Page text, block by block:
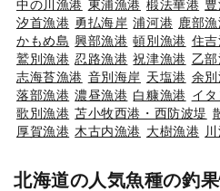
中の川漁港 東浦漁港 椴法華港
汐首漁港 勇払海岸 浦河港 鹿部
かもめ島 興部漁港 頓別漁港 住
鷲別漁港 忍路漁港 祝津漁港 乙
志海苔漁港 音別海岸 天塩港 余
落部漁港 濃昼漁港 白糠漁港 イ
歌別漁港 苫小牧西港・西防波堤
厚賀漁港 木古内漁港 大樹漁港
北海道の人気魚種の釣